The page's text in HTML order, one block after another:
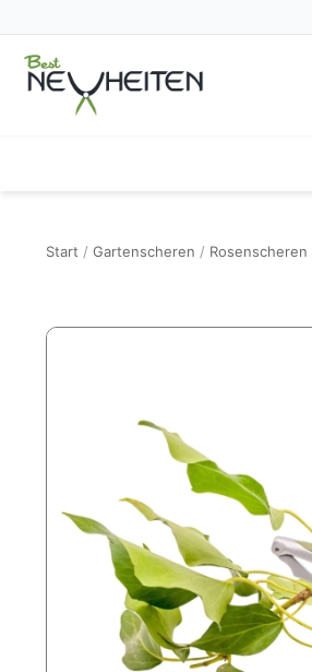
Start / Gartenscheren / Rosenscheren